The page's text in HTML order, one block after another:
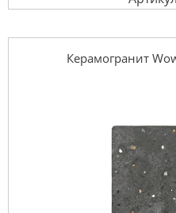
Керамогранит